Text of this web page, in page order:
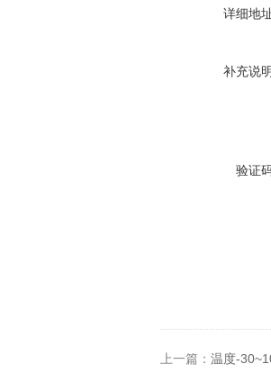
详细地
补充说
验证
上一篇： 温度-